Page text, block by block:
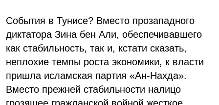
События в Тунисе? Вместо прозападного
диктатора Зина бен Али, обеспечивавшего
как стабильность, так и, кстати сказать,
неплохие темпы роста экономики, к власти
пришла исламская партия «Ан-Нахда».
Вместо прежней стабильности налицо